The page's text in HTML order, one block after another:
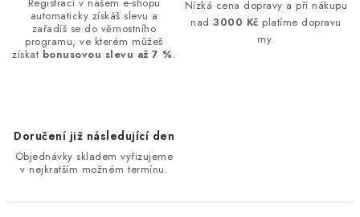
automaticky získáš slevu a
zařadíš se do věrnostního
programu, ve kterém můžeš
získat bonusovou slevu až 7 %.
Nízká cena dopravy a při nákupu
nad3000 Kč platíme dopravu
my.
Doručení již následující den
Objednávky skladem vyřizujeme
v nejkratším možném termínu.